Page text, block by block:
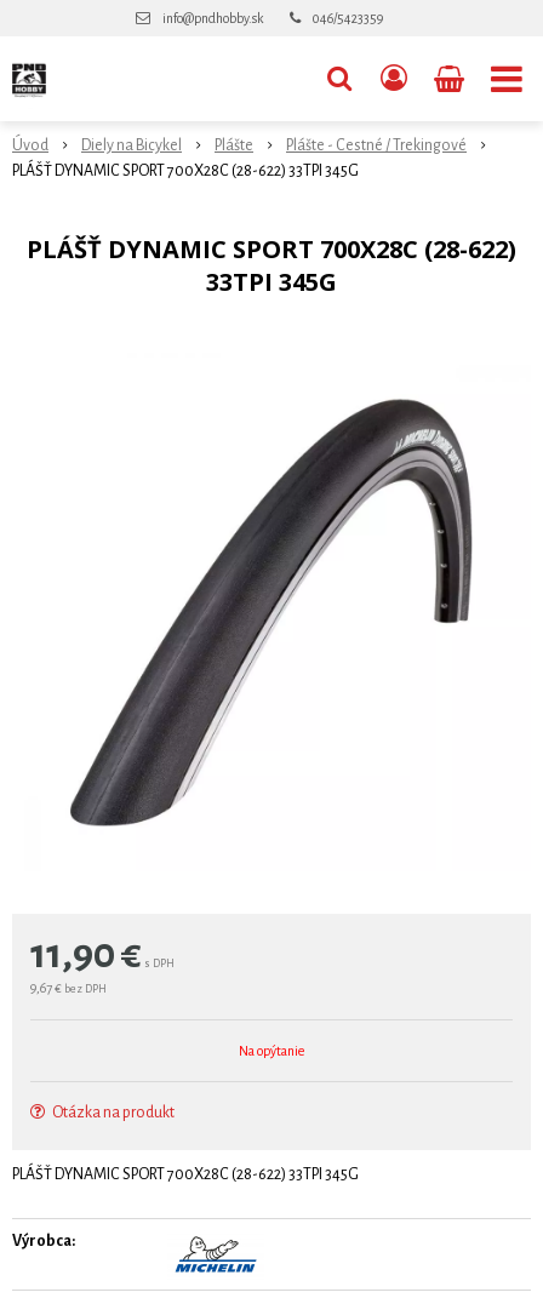
info@pndhobby.sk 046/5423359
Úvod Diely na Bicykel Plášte
Plášte - Cestné / Trekingové
PLÁŠŤ DYNAMIC SPORT 700X28C (28-622) 33TPI 345G
PLÁŠŤ DYNAMIC SPORT 700X28C (28-622)
33TPI 345G
11,90€ s DPH
9,67 € bez DPH
Na opýtanie
Otázka na produkt
PLÁŠŤ DYNAMIC SPORT 700X28C (28-622) 33TPI 345G
Výrobca: